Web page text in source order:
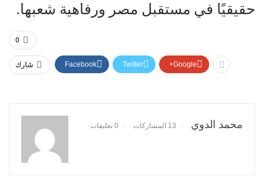
حقيقيًا في مستقبل مصر ورفاهية شعبها.
0
شارك Facebook Twitter Google+
محمد الدوي 13 المشاركات 0 تعليقات